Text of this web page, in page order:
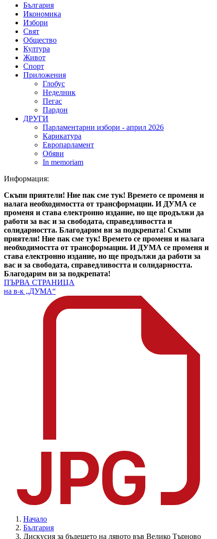
България
Икономика
Избори
Свят
Общество
Култура
Живот
Спорт
Приложения
Глобус
Неделник
Пегас
Пардон
ДРУГИ
Парламентарни избори - април 2026
Карикатура
Европарламент
Обяви
In memoriam
Информация:
Скъпи приятели! Ние пак сме тук! Времето се променя и
налага необходимостта от трансформации. И ДУМА се
променя и става електронно издание, но ще продължи да
работи за вас и за свободата, справедливостта и
солидарността. Благодарим ви за подкрепата! Скъпи
приятели! Ние пак сме тук! Времето се променя и налага
необходимостта от трансформации. И ДУМА се променя и
става електронно издание, но ще продължи да работи за
вас и за свободата, справедливостта и солидарността.
Благодарим ви за подкрепата!
ПЪРВА СТРАНИЦА
на в-к „ДУМА“
Начало
България
Дискусия за бъдещето на лявото във Велико Търново